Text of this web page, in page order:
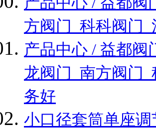
方阀门_科科阀门
产品中心 / 益都阀
龙阀门_南方阀门
务好
小口径套筒单座